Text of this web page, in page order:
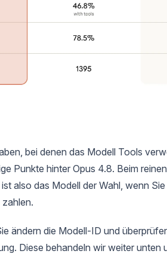
bei denen das Modell Tools
Punkte hinter Opus 4.8. Beim
also das Modell der Wahl, wenn
ändern die Modell-ID und
Diese behandeln wir weiter unten